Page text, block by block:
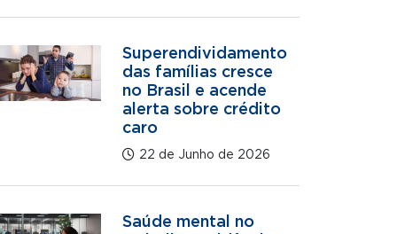
Superendividamento
das famílias cresce
no Brasil e acende
alerta sobre crédito
caro
22 de Junho de 2026
Saúde mental no